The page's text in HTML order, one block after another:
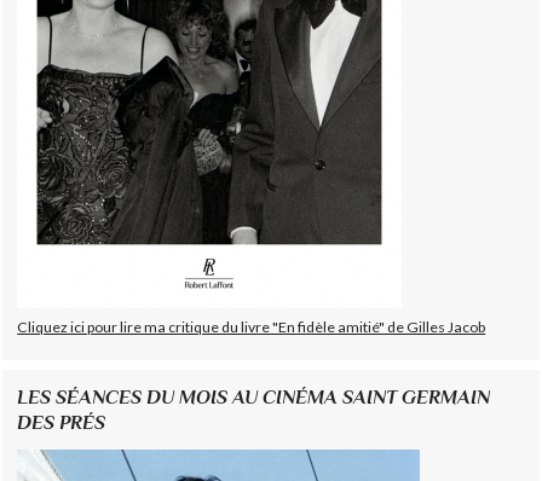
Cliquez ici pour lire ma critique du livre "En fidèle amitié" de Gilles Jacob
LES SÉANCES DU MOIS AU CINÉMA SAINT GERMAIN
DES PRÉS